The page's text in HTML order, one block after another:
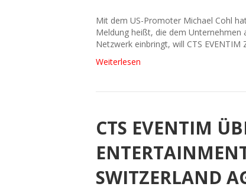
Mit dem US-Promoter Michael Cohl
Meldung heißt, die dem
Netzwerk einbringt, will CTS
Weiterlesen
CTS EVENTIM
SWITZERLAND